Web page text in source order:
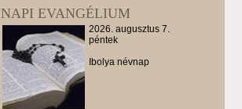
NAPI EVANGÉLIUM
2026. augusztus 7.
péntek
Ibolya névnap